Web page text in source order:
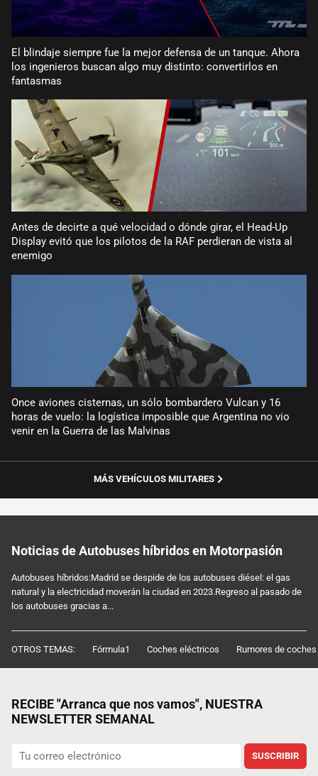
El blindaje siempre fue la mejor defensa de un tanque. Ahora
los ingenieros buscan algo muy distinto: convertirlos en
fantasmas
Antes de decirte a qué velocidad o dónde girar, el Head-Up
Display evitó que los pilotos de la RAF perdieran de vista al
enemigo
Once aviones cisternas, un sólo bombardero Vulcan y 16
horas de vuelo: la logística imposible que Argentina no vio
venir en la Guerra de las Malvinas
MÁS VEHÍCULOS MILITARES
Noticias de Autobuses híbridos en Motorpasión
Autobuses híbridos:Madrid se despide de los autobuses diésel: el gas
natural y la electricidad moverán la ciudad en 2023.Regreso al pasado de
los autobuses gracias a...
OTROS TEMAS: Fórmula1 Coches eléctricos Rumores de coches
RECIBE "Arranca que nos vamos", NUESTRA
NEWSLETTER SEMANAL
SUSCRIBIR